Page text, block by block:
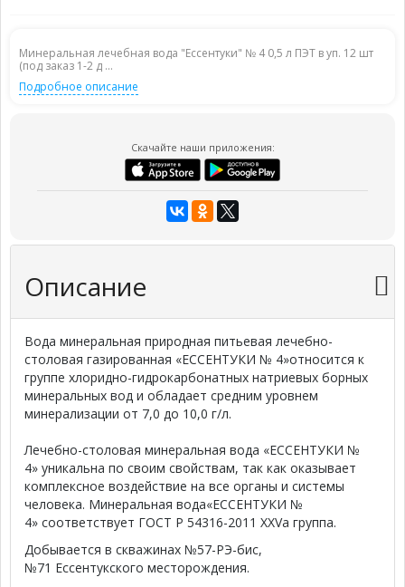
Минеральная лечебная вода "Ессентуки" № 4 0,5 л ПЭТ в уп. 12 шт
(под заказ 1-2 д ...
Подробное описание
Скачайте наши приложения:
Описание
Вода минеральная природная питьевая лечебно-
столовая газированная «ЕССЕНТУКИ № 4»относится к
группе хлоридно-гидрокарбонатных натриевых борных
минеральных вод и обладает средним уровнем
минерализации от 7,0 до 10,0 г/л.
Лечебно-столовая минеральная вода «ЕССЕНТУКИ №
4» уникальна по своим свойствам, так как оказывает
комплексное воздействие на все органы и системы
человека. Минеральная вода«ЕССЕНТУКИ №
4» соответствует ГОСТ Р 54316-2011 XXVa группа.
Добывается в скважинах №57-РЭ-бис,
№71 Ессентукского месторождения.